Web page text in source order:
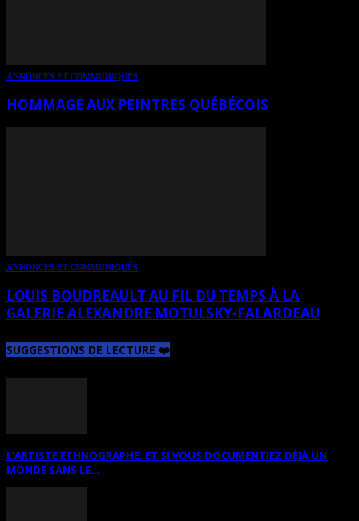
ANNONCES ET COMMUNIQUÉS
HOMMAGE AUX PEINTRES QUÉBÉCOIS
ANNONCES ET COMMUNIQUÉS
LOUIS BOUDREAULT AU FIL DU TEMPS À LA
GALERIE ALEXANDRE MOTULSKY-FALARDEAU
SUGGESTIONS DE LECTURE ❤️
L’ARTISTE ETHNOGRAPHE: ET SI VOUS DOCUMENTIEZ DÉJÀ UN
MONDE SANS LE...